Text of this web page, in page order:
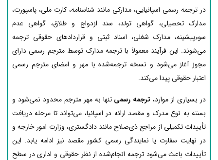
در ترجمه رسمی اسپانیایی، مدارکی مانند شناسنامه، کارت ملی، پاسپورت،
مدارک تحصیلی، گواهی تولد، سند ازدواج و طلاق، گواهی عدم
سوءپیشینه، مدارک شغلی، اسناد ثبتی و قراردادهای حقوقی ترجمه
می‌شوند. این فرآیند معمولاً با ترجمه مدارک توسط مترجم رسمی دارای
مجوز آغاز می‌شود و نسخه ترجمه‌شده با مهر و امضای مترجم رسمی
اعتبار حقوقی پیدا می‌کند.
در بسیاری از موارد، ترجمه رسمی تنها به مهر مترجم محدود نمی‌شود و
بسته به نوع مدرک و مقصد ارائه در اسپانیا، می‌تواند تا مرحله دریافت
تأییدات تکمیلی از مراجع ذی‌صلاح مانند دادگستری، وزارت امور خارجه و
در نهایت سفارت یا نمایندگی رسمی کشور مقصد نیز ادامه یابد. این
تأییدات باعث می‌شود ترجمه انجام‌شده از نظر حقوقی و اداری در سطح